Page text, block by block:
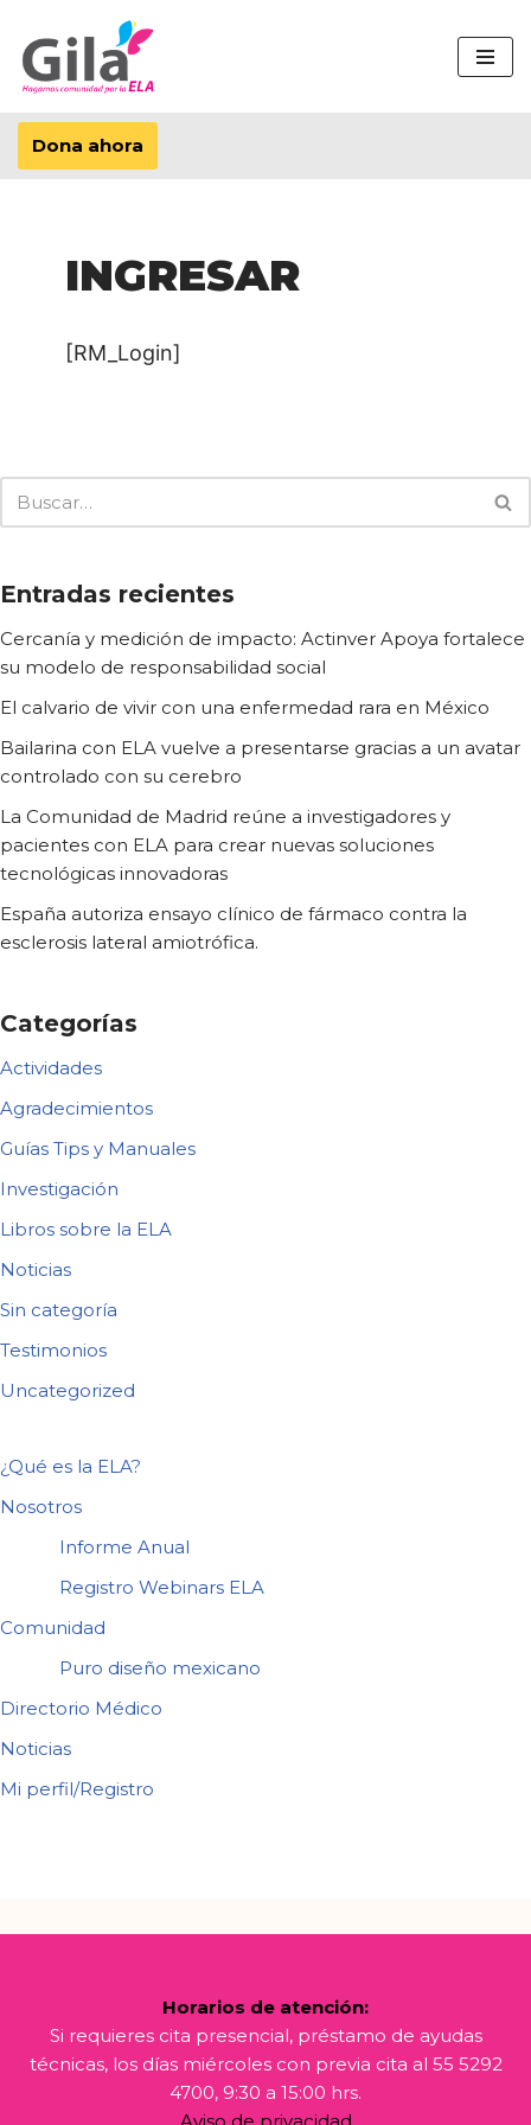
Saltar
al
contenido
Dona ahora
INGRESAR
[RM_Login]
Entradas recientes
Cercanía y medición de impacto: Actinver Apoya fortalece
su modelo de responsabilidad social
El calvario de vivir con una enfermedad rara en México
Bailarina con ELA vuelve a presentarse gracias a un avatar
controlado con su cerebro
La Comunidad de Madrid reúne a investigadores y
pacientes con ELA para crear nuevas soluciones
tecnológicas innovadoras
España autoriza ensayo clínico de fármaco contra la
esclerosis lateral amiotrófica.
Categorías
Actividades
Agradecimientos
Guías Tips y Manuales
Investigación
Libros sobre la ELA
Noticias
Sin categoría
Testimonios
Uncategorized
¿Qué es la ELA?
Nosotros
Informe Anual
Registro Webinars ELA
Comunidad
Puro diseño mexicano
Directorio Médico
Noticias
Mi perfil/Registro
Horarios de atención:
Si requieres cita presencial, préstamo de ayudas
técnicas, los días miércoles con previa cita al 55 5292
4700, 9:30 a 15:00 hrs.